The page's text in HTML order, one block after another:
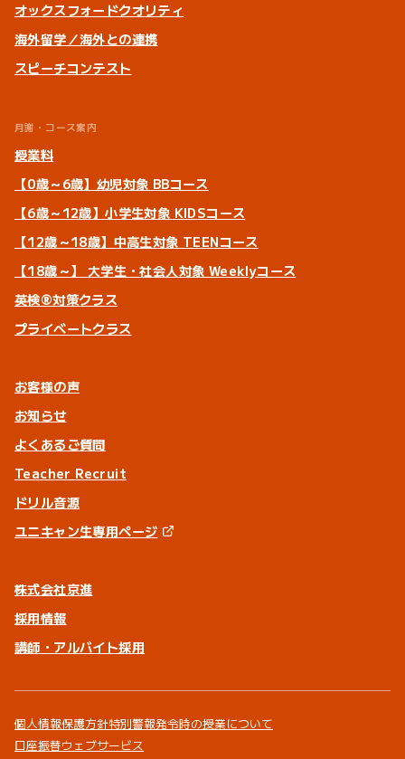
オックスフォードクオリティ
海外留学／海外との連携
スピーチコンテスト
月謝・コース案内
授業料
【0歳～6歳】幼児対象 BBコース
【6歳～12歳】小学生対象 KIDSコース
【12歳～18歳】中高生対象 TEENコース
【18歳～】 大学生・社会人対象 Weeklyコース
英検®対策クラス
プライベートクラス
お客様の声
お知らせ
よくあるご質問
Teacher Recruit
ドリル音源
ユニキャン生専用ページ
株式会社京進
採用情報
講師・アルバイト採用
個人情報保護方針特別警報発令時の授業について
口座振替ウェブサービス